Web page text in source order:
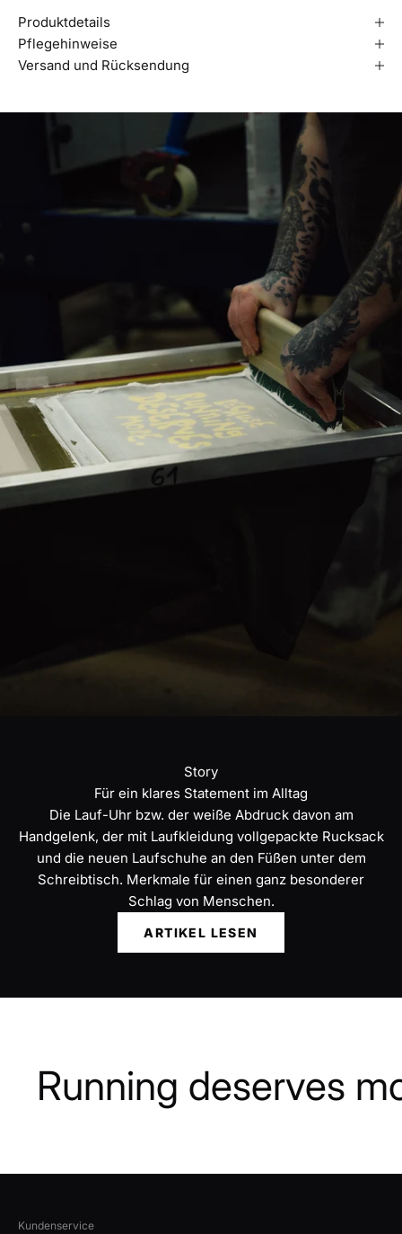
Produktdetails
Pflegehinweise
Versand und Rücksendung
Story
Für ein klares Statement im Alltag
Die Lauf-Uhr bzw. der weiße Abdruck davon am
Handgelenk, der mit Laufkleidung vollgepackte Rucksack
und die neuen Laufschuhe an den Füßen unter dem
Schreibtisch. Merkmale für einen ganz besonderer
Schlag von Menschen.
ARTIKEL LESEN
Running deserves
Kundenservice